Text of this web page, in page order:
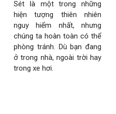
Sét là một trong những
hiện tượng thiên nhiên
nguy hiểm nhất, nhưng
chúng ta hoàn toàn có thể
phòng tránh. Dù bạn đang
ở trong nhà, ngoài trời hay
trong xe hơi.